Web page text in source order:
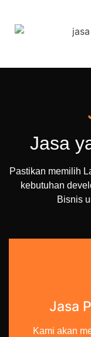
Jasa
Pastikan memilih
kebutuhan
Bisnis
Jasa
Kami akan